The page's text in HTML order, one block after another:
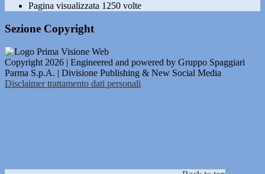
Pagina visualizzata 1250 volte
Sezione Copyright
Copyright 2026 | Engineered and powered by Gruppo Spaggiari
Parma S.p.A. | Divisione Publishing & New Social Media
Disclaimer trattamento dati personali